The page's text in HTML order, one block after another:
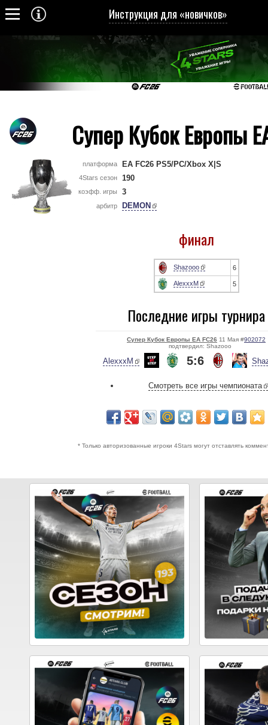
Инструкция для «новичков»
Супер Кубок Европы
платформа EA FC26 PS5/PC/Xbox X|S
4Stars сезон 190
коэфф. игры 3
арбитр DEMON
финал
Shazooo 6
AlexxxM 5
Последние игры турнира
Супер Кубок Европы EA FC26 11 Мая #902072
подтвердил: Shazooo
AlexxxM 5:6
Смотреть все игры чемпионата
* Только авторизованные игроки 4Stars могут отставлять